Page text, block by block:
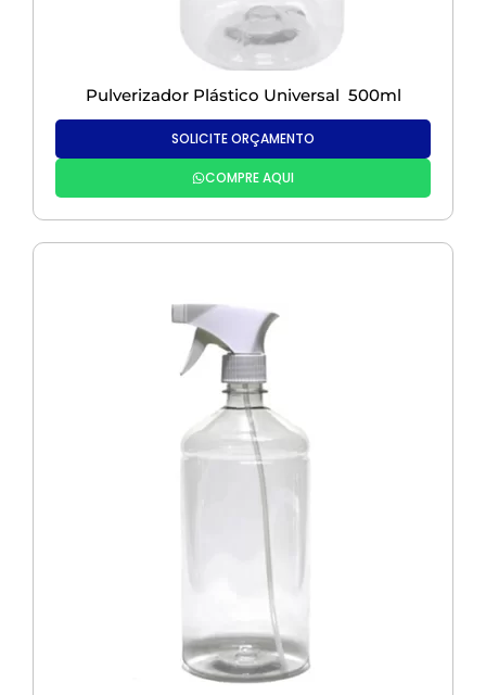
Pulverizador Plástico Universal 500ml
SOLICITE ORÇAMENTO
COMPRE AQUI